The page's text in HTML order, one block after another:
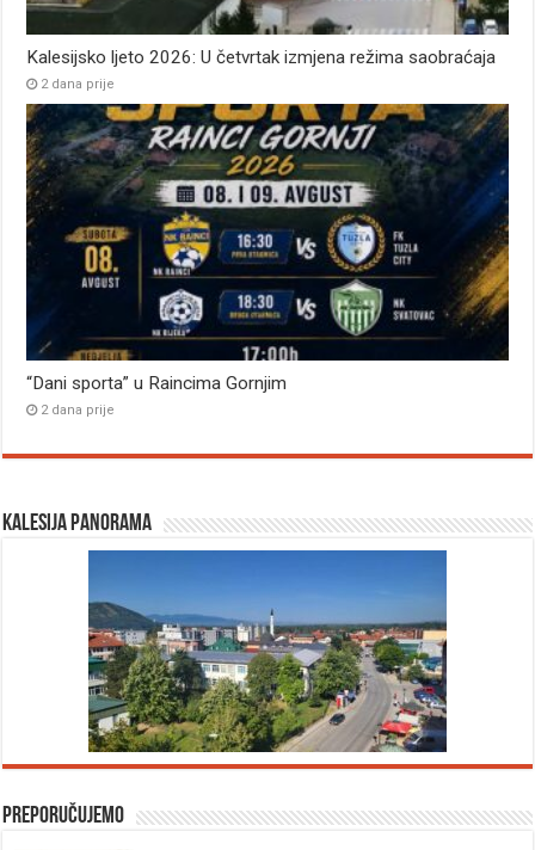
Kalesijsko ljeto 2026: U četvrtak izmjena režima saobraćaja
2 dana prije
“Dani sporta” u Raincima Gornjim
2 dana prije
Kalesija panorama
Preporučujemo